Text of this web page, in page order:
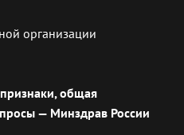
организации
общая
— Минздрав России